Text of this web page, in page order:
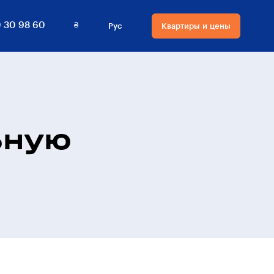
30 98 60 ₴
Валюта на сайте
Рус
Язык сайта
Квартиры и цены